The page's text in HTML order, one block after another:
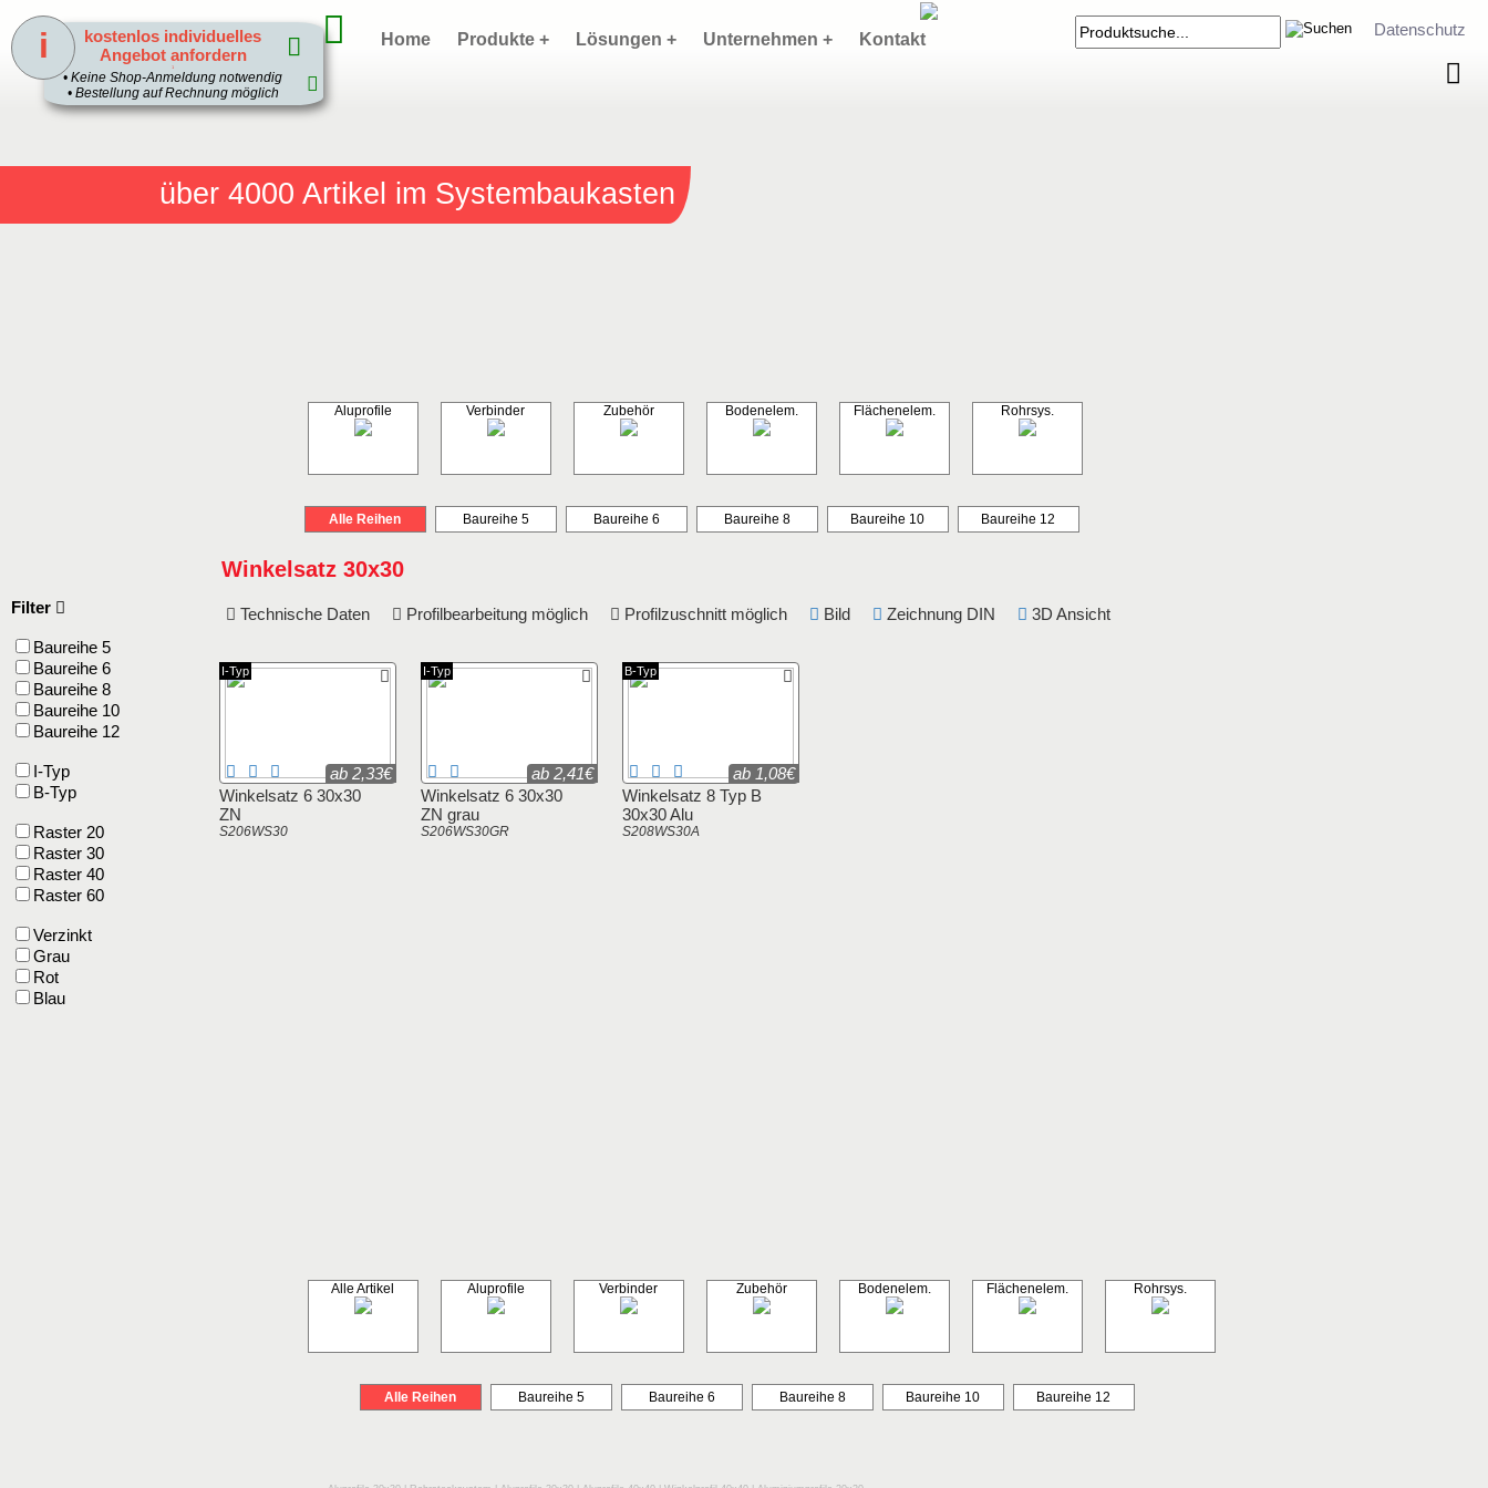
über 4000 Artikel im Systembaukasten
Datenschutz
Home Produkte + Lösungen + Unternehmen + Kontakt
Aluprofile Verbinder Zubehör Bodenelem. Flächenelem. Rohrsys.
Alle Reihen Baureihe 5 Baureihe 6 Baureihe 8 Baureihe 10 Baureihe 12
Winkelsatz 30x30
Technische Daten Profilbearbeitung möglich Profilzuschnitt möglich Bild Zeichnung DIN 3D Ansicht
Winkelsatz 6 30x30
ZN
S206WS30
ab 2,33€
I-Typ
Winkelsatz 6 30x30
ZN grau
S206WS30GR
ab 2,41€
I-Typ
Winkelsatz 8 Typ B
30x30 Alu
S208WS30A
ab 1,08€
B-Typ
Filter
Baureihe 5
Baureihe 6
Baureihe 8
Baureihe 10
Baureihe 12
I-Typ
B-Typ
Raster 20
Raster 30
Raster 40
Raster 60
Verzinkt
Grau
Rot
Blau
Alle Artikel Aluprofile Verbinder Zubehör Bodenelem. Flächenelem. Rohrsys.
Alle Reihen Baureihe 5 Baureihe 6 Baureihe 8 Baureihe 10 Baureihe 12
kostenlos individuelles
Angebot anfordern
1
• Keine Shop-Anmeldung notwendig
• Bestellung auf Rechnung möglich
i